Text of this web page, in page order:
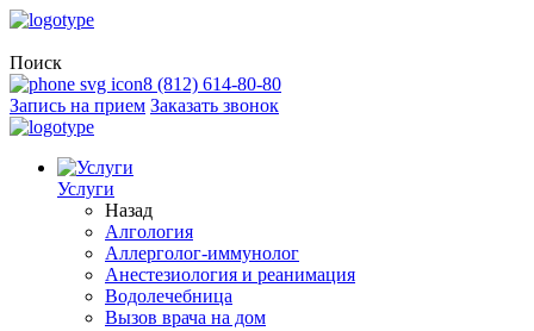
Поиск
8 (812) 614-80-80
Запись на прием Заказать звонок
Услуги
Назад
Алгология
Аллерголог-иммунолог
Анестезиология и реанимация
Водолечебница
Вызов врача на дом